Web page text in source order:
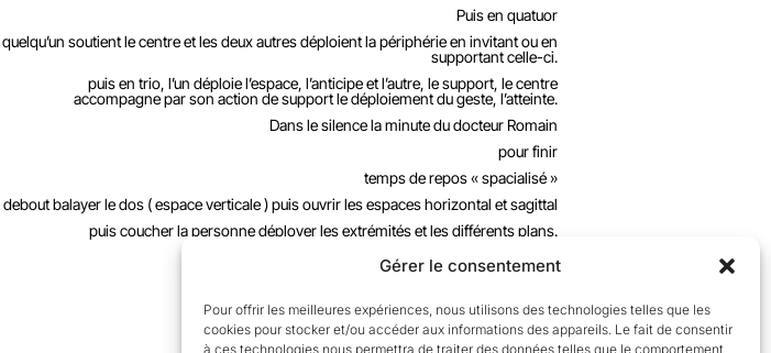
Gérer le consentement
Pour offrir les meilleures expériences, nous utilisons des technologies telles que les
cookies pour stocker et/ou accéder aux informations des appareils. Le fait de consentir
à ces technologies nous permettra de traiter des données telles que le comportement
Puis en quatuor
quelqu’un soutient le centre et les deux autres déploient la périphérie en invitant ou en
supportant celle-ci.
puis en trio, l’un déploie l’espace, l’anticipe et l’autre, le support, le centre
accompagne par son action de support le déploiement du geste, l’atteinte.
Dans le silence la minute du docteur Romain
pour finir
temps de repos « spacialisé »
debout balayer le dos ( espace verticale ) puis ouvrir les espaces horizontal et sagittal
puis coucher la personne déployer les extrémités et les différents plans.
.